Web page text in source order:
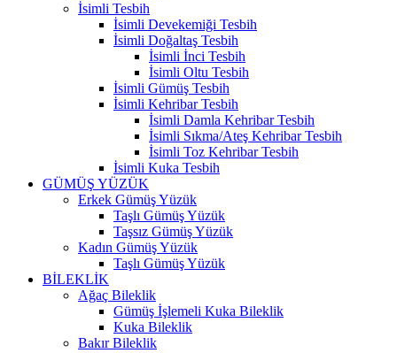
İsimli Tesbih
İsimli Devekemiği Tesbih
İsimli Doğaltaş Tesbih
İsimli İnci Tesbih
İsimli Oltu Tesbih
İsimli Gümüş Tesbih
İsimli Kehribar Tesbih
İsimli Damla Kehribar Tesbih
İsimli Sıkma/Ateş Kehribar Tesbih
İsimli Toz Kehribar Tesbih
İsimli Kuka Tesbih
GÜMÜŞ YÜZÜK
Erkek Gümüş Yüzük
Taşlı Gümüş Yüzük
Taşsız Gümüş Yüzük
Kadın Gümüş Yüzük
Taşlı Gümüş Yüzük
BİLEKLİK
Ağaç Bileklik
Gümüş İşlemeli Kuka Bileklik
Kuka Bileklik
Bakır Bileklik